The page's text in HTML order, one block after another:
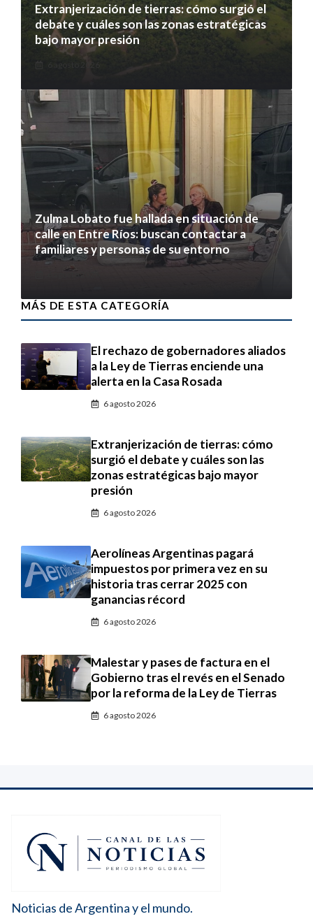
Extranjerización de tierras: cómo surgió el
debate y cuáles son las zonas estratégicas
bajo mayor presión
Zulma Lobato fue hallada en situación de
calle en Entre Ríos: buscan contactar a
familiares y personas de su entorno
MÁS DE ESTA CATEGORÍA
El rechazo de gobernadores aliados
a la Ley de Tierras enciende una
alerta en la Casa Rosada
6 agosto 2026
Extranjerización de tierras: cómo
surgió el debate y cuáles son las
zonas estratégicas bajo mayor
presión
6 agosto 2026
Aerolíneas Argentinas pagará
impuestos por primera vez en su
historia tras cerrar 2025 con
ganancias récord
6 agosto 2026
Malestar y pases de factura en el
Gobierno tras el revés en el Senado
por la reforma de la Ley de Tierras
6 agosto 2026
Noticias de Argentina y el mundo.